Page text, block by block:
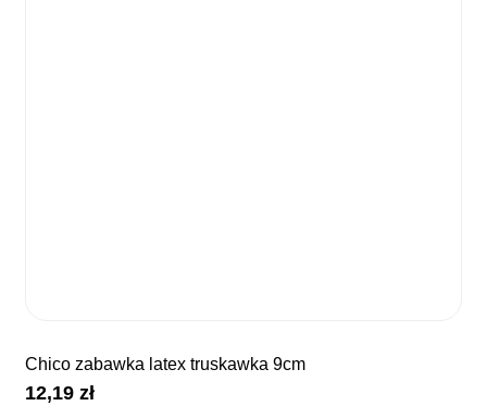
chico zabawka latex truskawka 9cm
12,19zł